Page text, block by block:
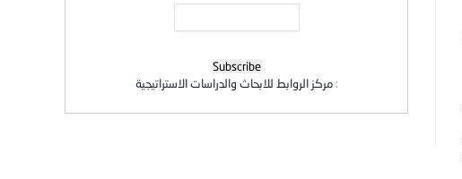
:مركز الروابط للابحاث والدراسات الاستراتيجية